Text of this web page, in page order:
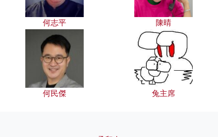
何志平 陳晴
何民傑 兔主席